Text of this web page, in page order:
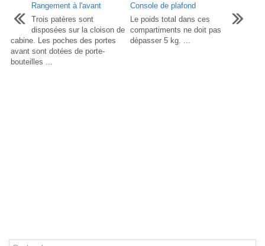
Rangement à l'avant
Trois patères sont
disposées sur la cloison de
cabine. Les poches des portes
avant sont dotées de porte-
bouteilles ...
Console de plafond
Le poids total dans ces
compartiments ne doit pas
dépasser 5 kg. ...